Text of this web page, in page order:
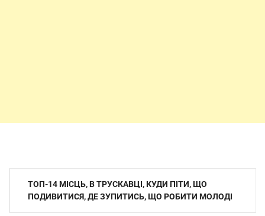
Навігація
записів
ТОП-14 МІСЦЬ, В ТРУСКАВЦІ, КУДИ ПІТИ, ЩО
ПОДИВИТИСЯ, ДЕ ЗУПИТИСЬ, ЩО РОБИТИ МОЛОДІ